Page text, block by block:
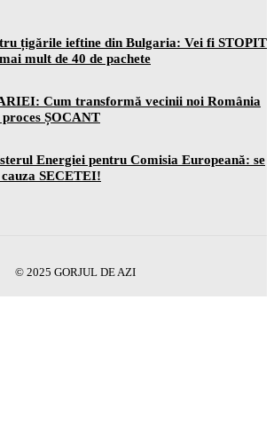
țigările ieftine din Bulgaria: Vei fi STOPIT
mult de 40 de pachete
Cum transformă vecinii noi România
ȘOCANT
Energiei pentru Comisia Europeană: se
SECETEI!
© 2025 GORJUL DE AZI